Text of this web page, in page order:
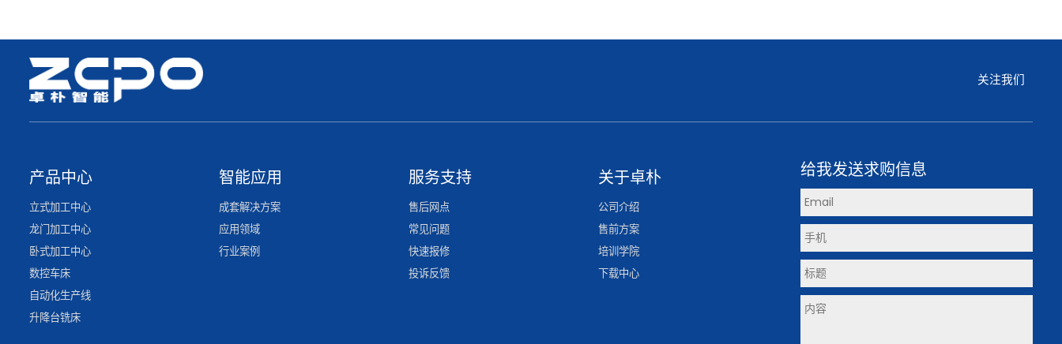
关注我们
产品中心
立式加工中心
龙门加工中心
卧式加工中心
数控车床
自动化生产线
升降台铣床
智能应用
成套解决方案
应用领域
行业案例
服务支持
售后网点
常见问题
快速报修
投诉反馈
关于卓朴
公司介绍
售前方案
培训学院
下载中心
给我发送求购信息